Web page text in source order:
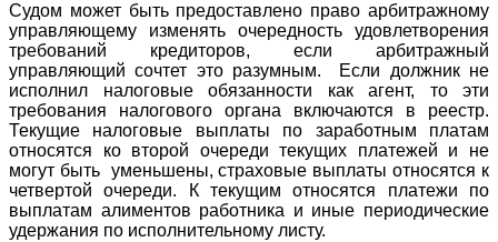
Судом может быть предоставлено право арбитражному
управляющему изменять очередность удовлетворения
требований кредиторов, если арбитражный
управляющий сочтет это разумным. Если должник не
исполнил налоговые обязанности как агент, то эти
требования налогового органа включаются в реестр.
Текущие налоговые выплаты по заработным платам
относятся ко второй очереди текущих платежей и не
могут быть уменьшены, страховые выплаты относятся к
четвертой очереди. К текущим относятся платежи по
выплатам алиментов работника и иные периодические
удержания по исполнительному листу.